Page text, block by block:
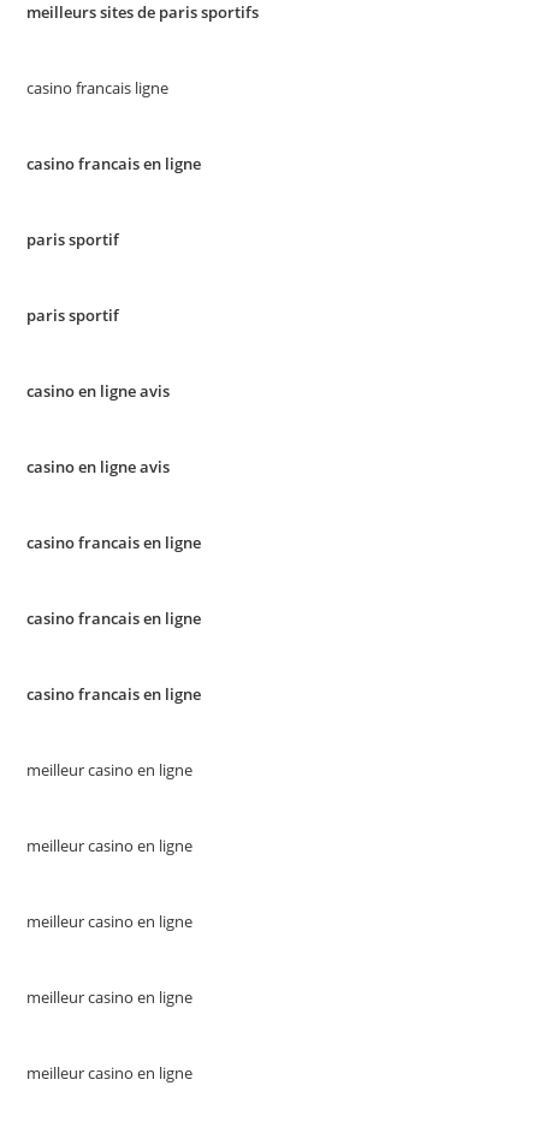
meilleurs sites de paris sportifs
casino francais ligne
casino francais en ligne
paris sportif
paris sportif
casino en ligne avis
casino en ligne avis
casino francais en ligne
casino francais en ligne
casino francais en ligne
meilleur casino en ligne
meilleur casino en ligne
meilleur casino en ligne
meilleur casino en ligne
meilleur casino en ligne